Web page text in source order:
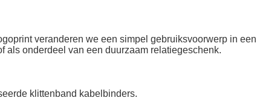
veranderen we een simpel gebruiksvoorwerp in
als onderdeel van een duurzaam relatiegeschenk.
klittenband kabelbinders.